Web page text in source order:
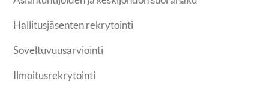
Hallitusjäsenten rekrytointi
Soveltuvuusarviointi
Ilmoitusrekrytointi